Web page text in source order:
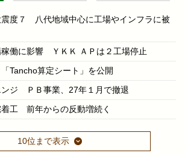
度７ 八代地域中心に工場やインフラに被
働に影響 ＹＫＫ ＡＰは２工場停止
Tancho算定シート」を公開
ンジ ＰＢ事業、27年１月で撤退
着工 前年からの反動増続く
10位まで表示